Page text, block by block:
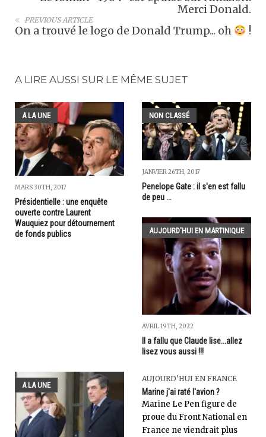
Merci Donald.
PREVIOUS ARTICLE
On a trouvé le logo de Donald Trump... oh !
A LIRE AUSSI SUR LE MÊME SUJET
A LA UNE
MARS 30TH, 2017
Présidentielle : une enquête
ouverte contre Laurent
Wauquiez pour détournement
de fonds publics
NON CLASSÉ
JANVIER 26TH, 2017
Penelope Gate : il s'en est fallu
de peu ...
AUJOURD'HUI EN MARTINIQUE
AVRIL 19TH, 2022
Il a fallu que Claude lise...allez
lisez vous aussi !!!
A LA UNE
AUJOURD'HUI EN FRANCE
Marine j'ai raté l'avion ?
Marine Le Pen figure de
proue du Front National en
France ne viendrait plus